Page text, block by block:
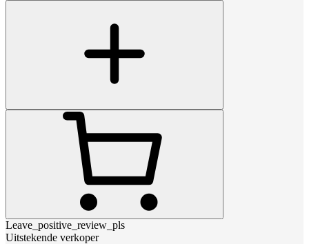
Leave_positive_review_pls
Uitstekende verkoper